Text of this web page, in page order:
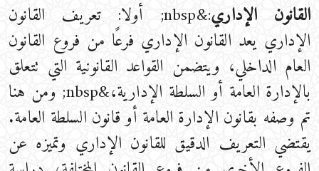
القانون الإداري
:&nbsp; أولا: تعريف القانون
الإداري يعد القانون الإداري فرعًا من فروع القانون
العام الداخلي، ويتضمن القواعد القانونية التي تتعلق
بالإدارة العامة أو السلطة الإدارية،&nbsp; ومن هنا
تم وصفه بقانون الإدارة العامة أو قانون السلطة العامة.
يقتضي التعريف الدقيق للقانون الإداري وتميزه عن